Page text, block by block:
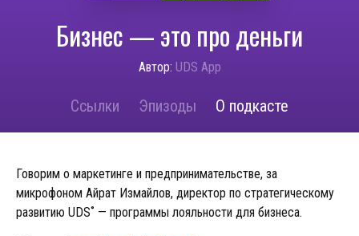
Бизнес — это про деньги
Автор: UDS App
Ссылки Эпизоды О подкасте
Говорим о маркетинге и предпринимательстве, за
микрофоном Айрат Измайлов, директор по стратегическому
развитию UDS˚ — программы лояльности для бизнеса.